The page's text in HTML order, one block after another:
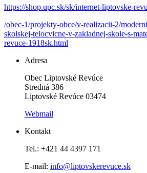
https://shop.upc.sk/sk/internet-liptovske-
/obec-1/projekty-obce/v-realizacii-2/
skolskej-telocvicne-v-zakladnej-skole-s-
revuce-1918sk.html
Adresa
Obec Liptovské Revúce
Stredná 386
Liptovské Revúce 03474
Webmail
Kontakt
Tel.: +421 44 4397 171
E-mail: info@liptovskerevuce.sk